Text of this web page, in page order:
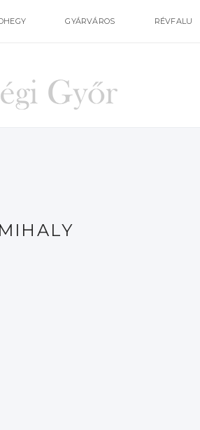
GYÁRVÁROS RÉVFALU